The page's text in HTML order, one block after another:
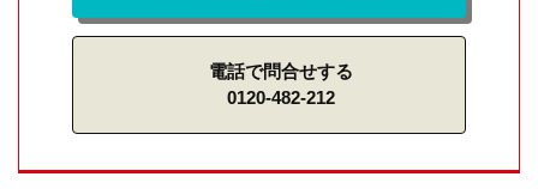
電話で問合せする
0120-482-212